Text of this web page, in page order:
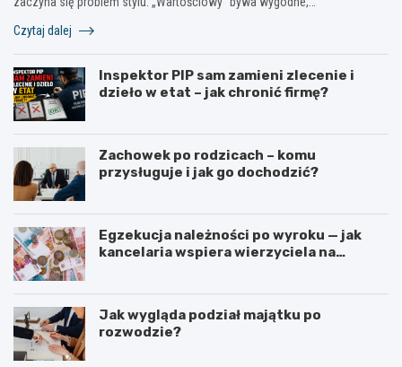
Czytaj dalej
Inspektor PIP sam zamieni zlecenie i
dzieło w etat – jak chronić firmę?
Zachowek po rodzicach – komu
przysługuje i jak go dochodzić?
Egzekucja należności po wyroku — jak
kancelaria wspiera wierzyciela na
Jak wygląda podział majątku po
rozwodzie?